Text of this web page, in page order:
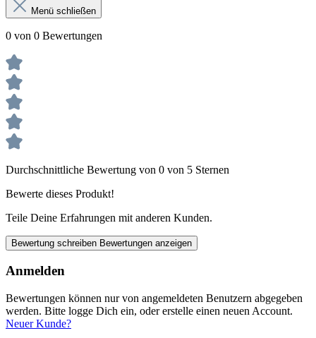
Menü schließen
0 von 0 Bewertungen
Durchschnittliche Bewertung von 0 von 5 Sternen
Bewerte dieses Produkt!
Teile Deine Erfahrungen mit anderen Kunden.
Bewertung schreiben Bewertungen anzeigen
Anmelden
Bewertungen können nur von angemeldeten Benutzern abgegeben
werden. Bitte logge Dich ein, oder erstelle einen neuen Account.
Neuer Kunde?